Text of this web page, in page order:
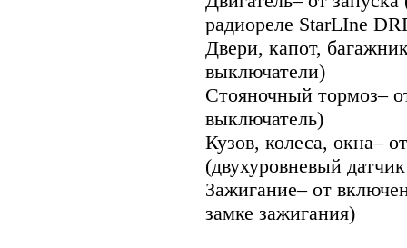
радиореле StarLIne
Двери, капот,
выключатели)
Стояночный тормоз–
выключатель)
Кузов, колеса, окна–
(двухуровневый
Зажигание– от
замке зажигания)